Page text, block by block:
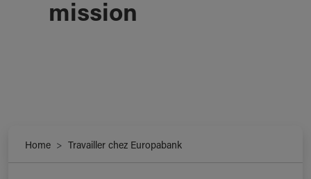
mission
Home Travailler chez Europabank